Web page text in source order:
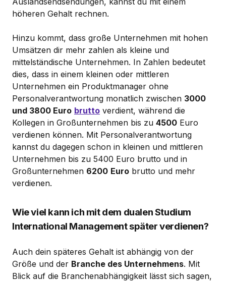
höheren Gehalt rechnen.
Hinzu kommt, dass große Unternehmen mit hohen
Umsätzen dir mehr zahlen als kleine und
mittelständische Unternehmen. In Zahlen bedeutet
dies, dass in einem kleinen oder mittleren
Unternehmen ein Produktmanager ohne
Personalverantwortung monatlich zwischen 3000
und 3800 Euro brutto verdient, während die
Kollegen in Großunternehmen bis zu 4500 Euro
verdienen können. Mit Personalverantwortung
kannst du dagegen schon in kleinen und mittleren
Unternehmen bis zu 5400 Euro brutto und in
Großunternehmen 6200 Euro brutto und mehr
verdienen.
Wie viel kann ich mit dem dualen Studium
International Management später verdienen?
Auch dein späteres Gehalt ist abhängig von der
Größe und der Branche des Unternehmens. Mit
Blick auf die Branchenabhängigkeit lässt sich sagen,